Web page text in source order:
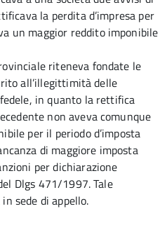
la perdita d’impresa per
un maggior reddito imponibile
riteneva fondate le
all’illegittimità delle
in quanto la rettifica
non aveva comunque
per il periodo d’imposta
di maggiore imposta
per dichiarazione
Dlgs 471/1997. Tale
sede di appello.